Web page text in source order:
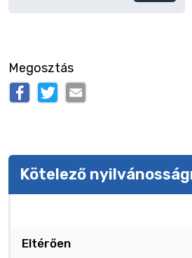
Megosztás
Kötelező
Eltérően